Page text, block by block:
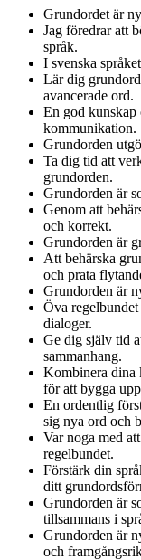
Grundordet är
Jag föredrar att
språk.
I svenska
Lär dig
avancerade ord.
En god kunskap
kommunikation.
Grundorden
Ta dig tid att
grundorden.
Grundorden är
Genom att
och korrekt.
Grundorden är
Att behärska
och prata
Grundorden är
Öva
dialoger.
Ge dig själv tid
sammanhang.
Kombinera dina
för att bygga
En ordentlig
sig nya ord och
Var noga med
regelbundet.
Förstärk din
ditt
Grundorden är
tillsammans i
Grundorden är
och